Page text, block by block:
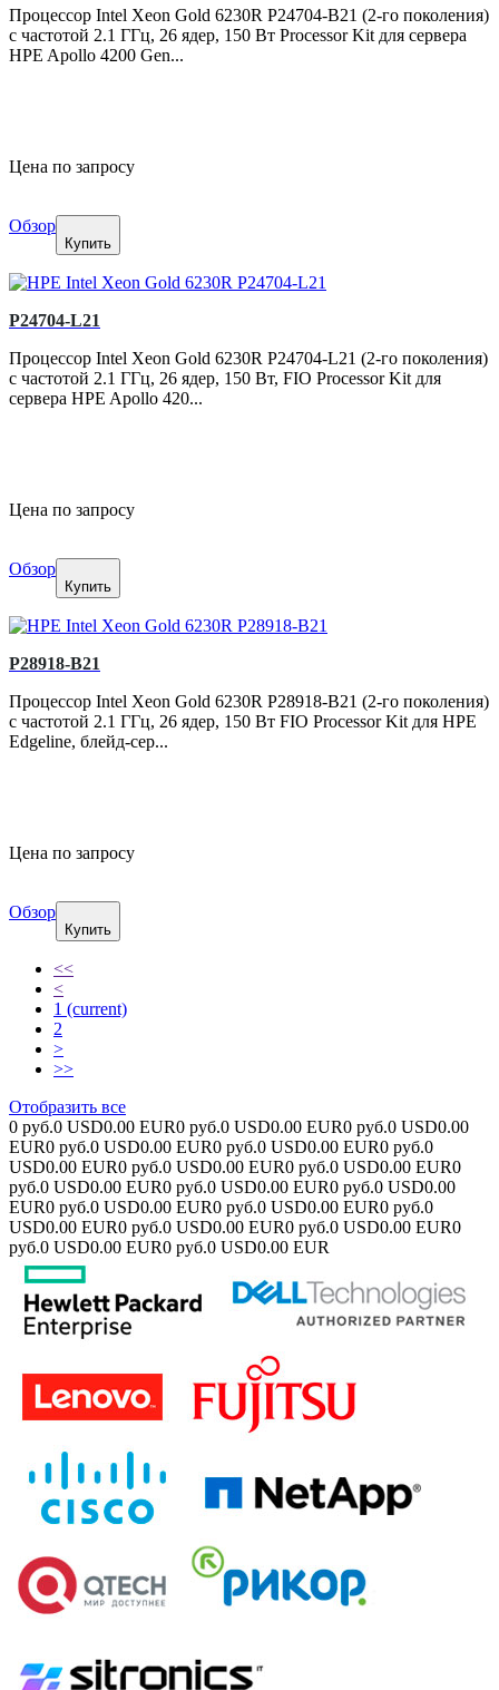
Процессор Intel Xeon Gold 6230R P24704-B21 (2-го поколения)
с частотой 2.1 ГГц, 26 ядер, 150 Вт Processor Kit для сервера
HPE Apollo 4200 Gen...
Цена по запросу
Обзор
Купить
P24704-L21
Процессор Intel Xeon Gold 6230R P24704-L21 (2-го поколения)
с частотой 2.1 ГГц, 26 ядер, 150 Вт, FIO Processor Kit для
сервера HPE Apollo 420...
Цена по запросу
Обзор
Купить
P28918-B21
Процессор Intel Xeon Gold 6230R P28918-B21 (2-го поколения)
с частотой 2.1 ГГц, 26 ядер, 150 Вт FIO Processor Kit для HPE
Edgeline, блейд-сер...
Цена по запросу
Обзор
Купить
<<
<
1 (current)
2
>
>>
Отобразить все
0 руб.0 USD0.00 EUR0 руб.0 USD0.00 EUR0 руб.0 USD0.00
EUR0 руб.0 USD0.00 EUR0 руб.0 USD0.00 EUR0 руб.0
USD0.00 EUR0 руб.0 USD0.00 EUR0 руб.0 USD0.00 EUR0
руб.0 USD0.00 EUR0 руб.0 USD0.00 EUR0 руб.0 USD0.00
EUR0 руб.0 USD0.00 EUR0 руб.0 USD0.00 EUR0 руб.0
USD0.00 EUR0 руб.0 USD0.00 EUR0 руб.0 USD0.00 EUR0
руб.0 USD0.00 EUR0 руб.0 USD0.00 EUR